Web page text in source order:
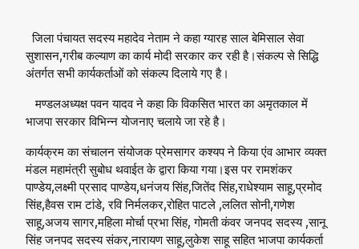
जिला पंचायत सदस्य महादेव नेताम ने कहा ग्यारह साल बेमिसाल सेवा
सुशासन,गरीब कल्याण का कार्य मोदी सरकार कर रही है।संकल्प से सिद्धि
अंतर्गत सभी कार्यकर्ताओं को संकल्प दिलाये गए है।
मण्डलअध्यक्ष पवन यादव ने कहा कि विकसित भारत का अमृतकाल में
भाजपा सरकार विभिन्न योजनाए चलाये जा रहे है।
कार्यक्रम का संचालन संयोजक प्रेमसागर कश्यप ने किया एंव आभार व्यक्त
मंडल महामंत्री सुबोध थवाईत के द्वारा किया गया।इस पर रामशंकर
पाण्डेय,लक्ष्मी प्रसाद पाण्डेय,धनंजय सिंह,जितेंद सिंह,राधेश्याम साहू,प्रमोद
सिंह,हैवस राम टांडे, रवि निर्मलकर,रोहित पाटले ,ललित सोनी,गणेश
साहू,अजय सागर,महिला मोर्चा प्रभा सिंह, गोमती कंवर जनपद सदस्य ,सानू
सिंह जनपद सदस्य संकर,नारायण साहू,लुकेश साहू सहित भाजपा कार्यकर्ता